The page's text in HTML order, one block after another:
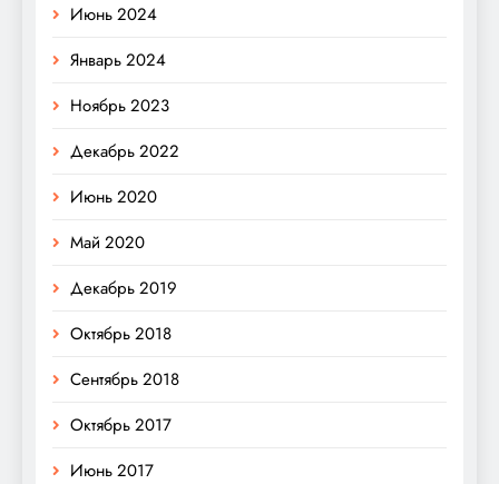
Июнь 2024
Январь 2024
Ноябрь 2023
Декабрь 2022
Июнь 2020
Май 2020
Декабрь 2019
Октябрь 2018
Сентябрь 2018
Октябрь 2017
Июнь 2017